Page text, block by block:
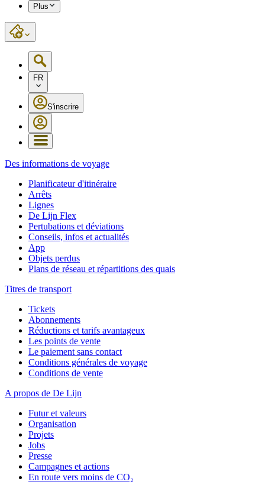
Plus
FR
S'inscrire
Des informations de voyage
Planificateur d'itinéraire
Arrêts
Lignes
De Lijn Flex
Pertubations et déviations
Conseils, infos et actualités
App
Objets perdus
Plans de réseau et répartitions des quais
Titres de transport
Tickets
Abonnements
Réductions et tarifs avantageux
Les points de vente
Le paiement sans contact
Conditions générales de voyage
Conditions de vente
A propos de De Lijn
Futur et valeurs
Organisation
Projets
Jobs
Presse
Campagnes et actions
En route vers moins de CO₂